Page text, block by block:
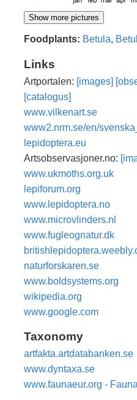
Foodplants: Betula,
Links
Artportalen: [images]
[catalogus]
www.vilkenart.se
www2.nrm.se/en/
lepidoptera.eu
Artsobservasjoner.no:
www.ukmoths.org.uk
lepiforum.org
www.lepidoptera.no
www.microvlinders.nl
www.fugleognatur.dk
naturforskaren.se
www.boldsystems.org
wikipedia.org
www.google.com
Taxonomy
artfakta.artdatabanken.se
www.dyntaxa.se
www.faunaeur.org -